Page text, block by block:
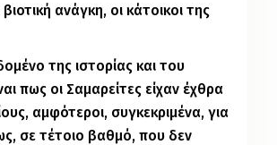
ανάγκη, οι κάτοικοι της
της ιστορίας και του
πως οι Σαμαρείτες είχαν έχθρα
αμφότεροι, συγκεκριμένα, για
σε τέτοιο βαθμό, που δεν